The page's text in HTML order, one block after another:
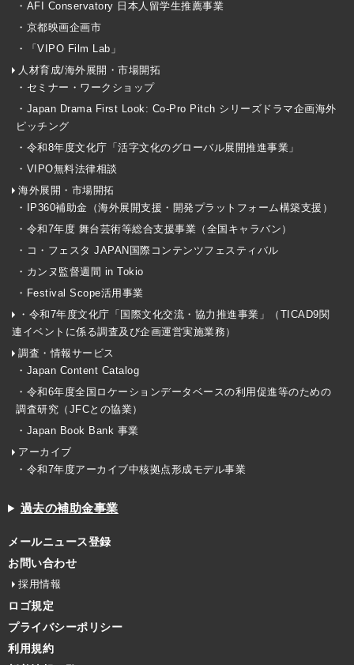
・AFI Conservatory 日本人留学生推薦事業
・京都映画企画市
・「VIPO Film Lab」
人材育成/海外展開・市場開拓
・セミナー・ワークショップ
・Japan Drama First Look: Co-Pro Pitch シリーズドラマ企画海外
ピッチング
・令和8年度文化庁「活字文化のグローバル展開推進事業」
・VIPO無料法律相談
海外展開・市場開拓
・IP360補助金（海外展開支援・開発プラットフォーム構築支援）
・令和7年度 舞台芸術等総合支援事業（全国キャラバン）
・コ・フェスタ JAPAN国際コンテンツフェスティバル
・カンヌ監督週間 in Tokio
・Festival Scope活用事業
・令和7年度文化庁「国際文化交流・協力推進事業」（TICAD9関
連イベントに係る調査及び企画運営実施業務）
調査・情報サービス
・Japan Content Catalog
・令和6年度全国ロケーションデータベースの利用促進等のための
調査研究（JFCとの協業）
・Japan Book Bank 事業
アーカイブ
・令和7年度アーカイブ中核拠点形成モデル事業
過去の補助金事業
メールニュース登録
お問い合わせ
採用情報
ロゴ規定
プライバシーポリシー
利用規約